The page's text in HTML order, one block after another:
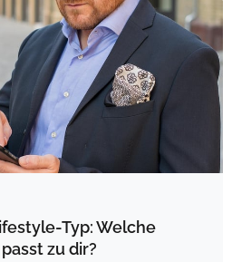
Typ: Welche
zu dir?